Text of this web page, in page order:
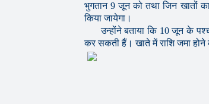
भुगतान 9 जून को तथा जिन खातों
किया जायेगा।
उन्होंने बताया कि 10 जून के
कर सकती हैं। खाते में राशि जमा होने